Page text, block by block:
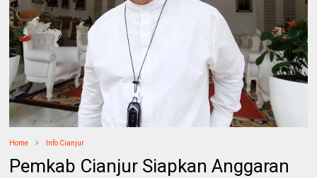
Home Info Cianjur
Pemkab Cianjur Siapkan Anggaran